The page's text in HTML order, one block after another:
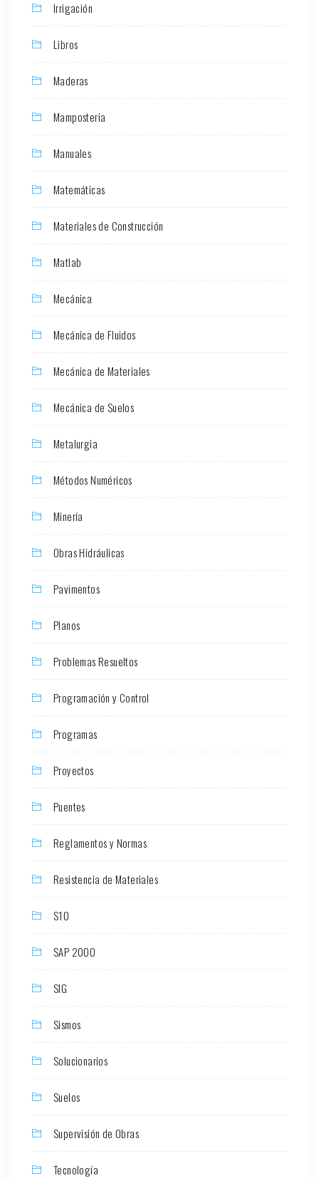
Irrigación
Libros
Maderas
Mamposteria
Manuales
Matemáticas
Materiales de Construcción
Matlab
Mecánica
Mecánica de Fluidos
Mecánica de Materiales
Mecánica de Suelos
Metalurgia
Métodos Numéricos
Minería
Obras Hidráulicas
Pavimentos
Planos
Problemas Resueltos
Programación y Control
Programas
Proyectos
Puentes
Reglamentos y Normas
Resistencia de Materiales
S10
SAP 2000
SIG
Sismos
Solucionarios
Suelos
Supervisión de Obras
Tecnología